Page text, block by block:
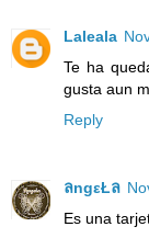
Laleala
Te ha
gusta aun
Reply
ลngεŁล
Es una